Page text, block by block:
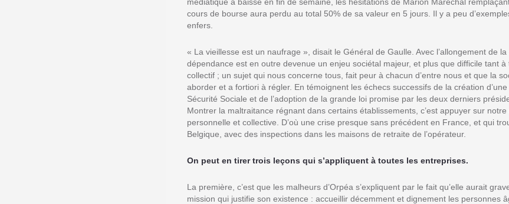
cours de bourse aura perdu au total 50% de sa valeur en 5 jours. Il y a peu
enfers.
« La vieillesse est un naufrage », disait le Général de Gaulle. Avec l’allongement de
dépendance est en outre devenue un enjeu sociétal majeur, et plus que difficile tant à
collectif ; un sujet qui nous concerne tous, fait peur à chacun d’entre nous et que la
aborder et a fortiori à régler. En témoignent les échecs successifs de la création
Sécurité Sociale et de l’adoption de la grande loi promise par les deux derniers
Montrer la maltraitance régnant dans certains établissements, c’est appuyer sur
personnelle et collective. D’où une crise presque sans précédent en France, et qui
Belgique , avec des inspections dans les maisons de retraite de l’opérateur.
On peut en tirer trois leçons qui s’appliquent à toutes les entreprises.
La première, c’est que les malheurs d’Orpéa s’expliquent par le fait qu’elle aurait
mission qui justifie son existence : accueillir décemment et dignement les personnes